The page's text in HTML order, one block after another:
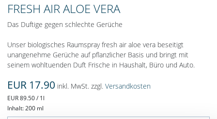
FRESH AIR ALOE VERA
Das Duftige gegen schlechte Gerüche
Unser biologisches Raumspray fresh air aloe vera beseitigt
unangenehme Gerüche auf pflanzlicher Basis und bringt mit
seinem wohltuenden Duft Frische in Haushalt, Büro und Auto.
EUR 17.90 inkl. MwSt. zzgl. Versandkosten
EUR 89.50 / 1l
Inhalt: 200 ml